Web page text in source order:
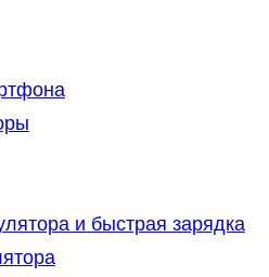
и быстрая зарядка